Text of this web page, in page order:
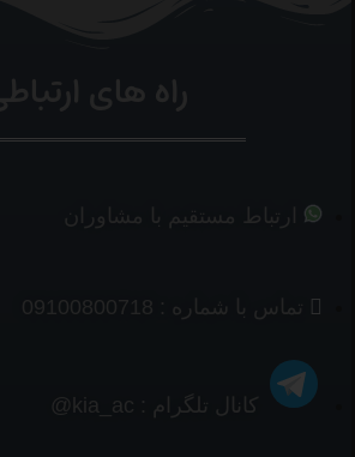
ارتباط مستقیم با مشاوران
تماس با شماره : 09100800718
کانال تلگرام : kia_ac@